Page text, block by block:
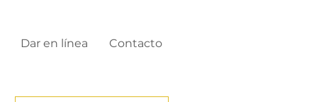
Dar en línea Contacto